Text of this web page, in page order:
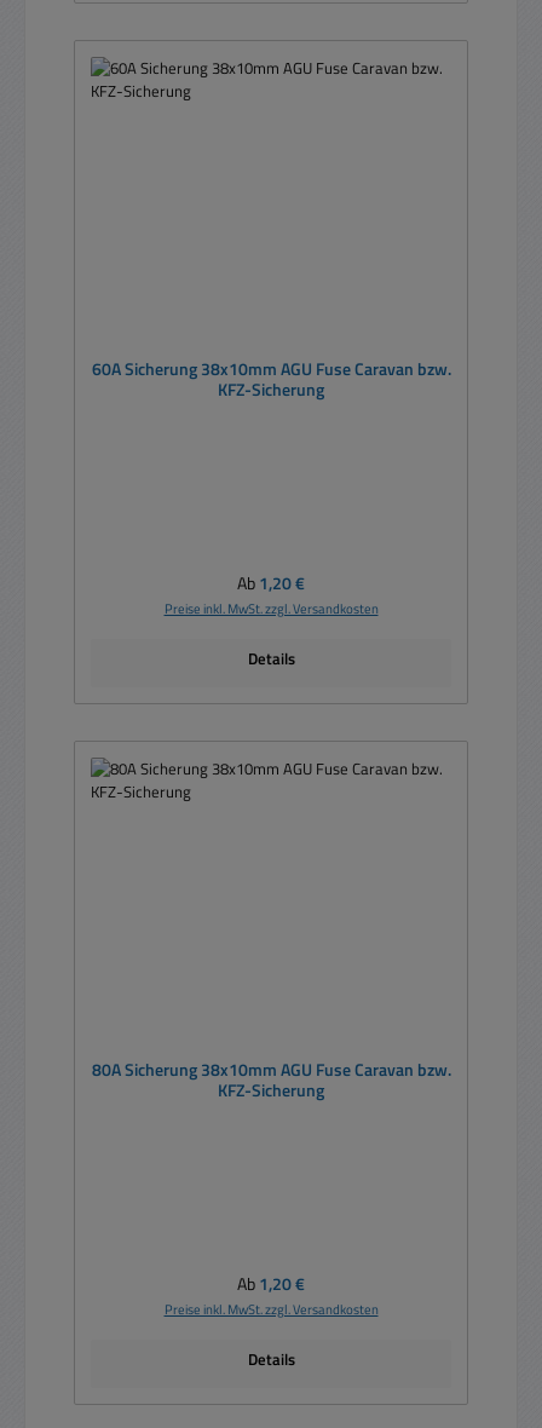
60A Sicherung 38x10mm AGU Fuse Caravan bzw.
KFZ-Sicherung
Regulärer Preis:
Ab1,20 €
Preise inkl. MwSt. zzgl. Versandkosten
Details
80A Sicherung 38x10mm AGU Fuse Caravan bzw.
KFZ-Sicherung
Regulärer Preis:
Ab1,20 €
Preise inkl. MwSt. zzgl. Versandkosten
Details